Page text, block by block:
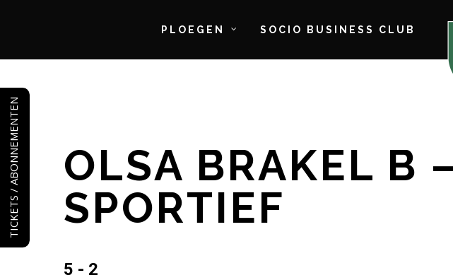
to
main
content
PLOEGEN SOCIO BUSINESS CLUB
OLSA BRAKEL B
SPORTIEF
5 - 2
TICKETS / ABONNEMENTEN